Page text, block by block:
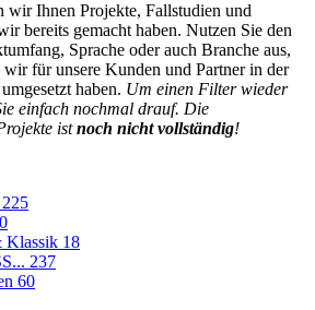
wir Ihnen Projekte, Fallstudien und
bereits gemacht haben. Nutzen Sie den
Sprache oder auch Branche aus,
wir für unsere Kunden und Partner in der
haben. Um einen Filter wieder
einfach nochmal drauf. Die
istnoch nicht vollständig!
225
Klassik 18
237
60